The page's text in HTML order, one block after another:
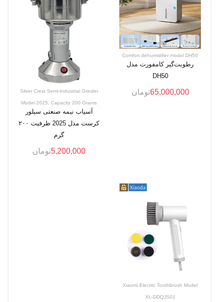
Comfort dehumidifier model DH50
رطوبت‌گیر کامفورت مدل
DH50
65,000,000تومان Silver Crest Semi-Industrial Grinder
Model 2025, Capacity 200 Grams
آسیاب نیمه صنعتی سیلور
کرست مدل 2025 ظرفیت ۲۰۰
گرم
5,200,000تومان
Xiaomi Electric Toothbrush Model
XL-DDQJS01